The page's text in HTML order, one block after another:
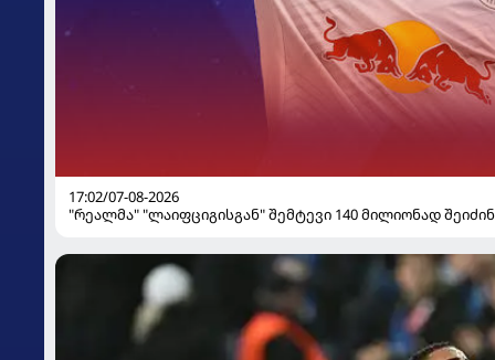
17:02/07-08-2026
"რეალმა" "ლაიფციგისგან" შემტევი 140 მილიონად